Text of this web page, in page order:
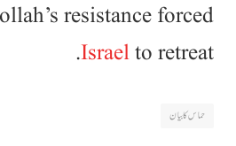
resistance forced
Israelto retreat.
حماس کا بیان